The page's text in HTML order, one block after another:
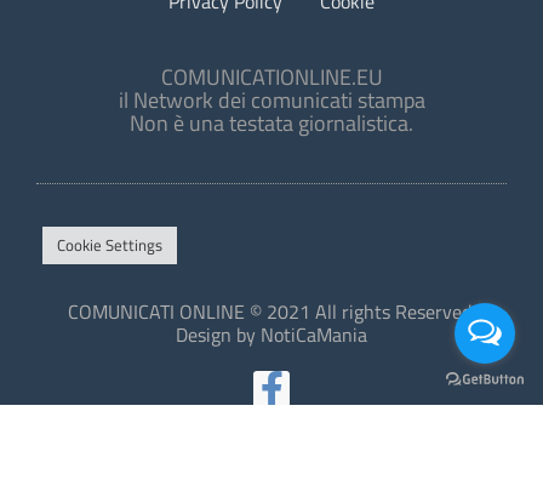
COMUNICATIONLINE.EU
il Network dei comunicati stampa
Non è una testata giornalistica.
Cookie Settings
COMUNICATI ONLINE © 2021 All rights Reserved.
Design by NotiCaMania